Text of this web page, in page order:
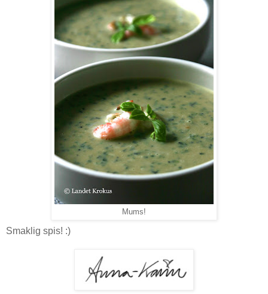
Mums!
Smaklig spis! :)